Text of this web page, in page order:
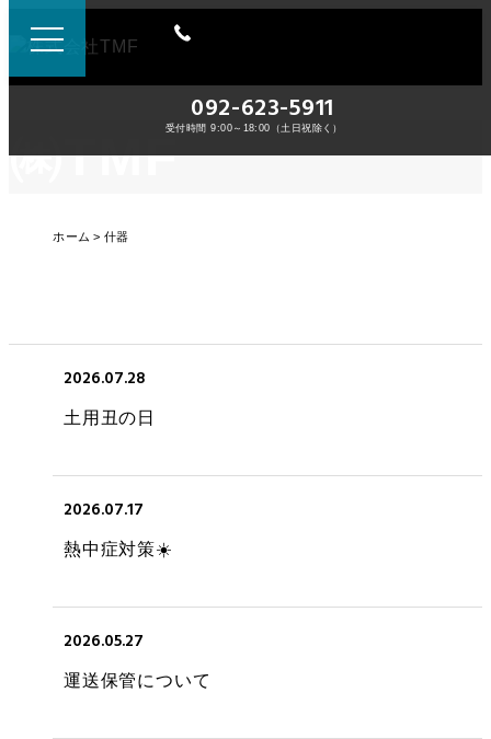
092-623-5911
受付時間 9:00～18:00（土日祝除く）
㈱TMF
ホーム 什器
2026.07.28
土用丑の日
2026.07.17
熱中症対策☀️
2026.05.27
運送保管について